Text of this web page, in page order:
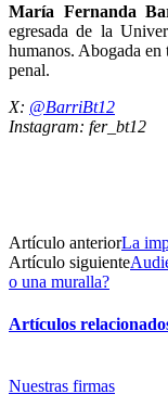
María Fernanda
egresada de la
humanos. Abogada en
penal.
X: @BarriBt12
Instagram: fer_bt12
Artículo anteriorLa
Artículo siguiente
o una muralla?
Artículos
Nuestras firmas